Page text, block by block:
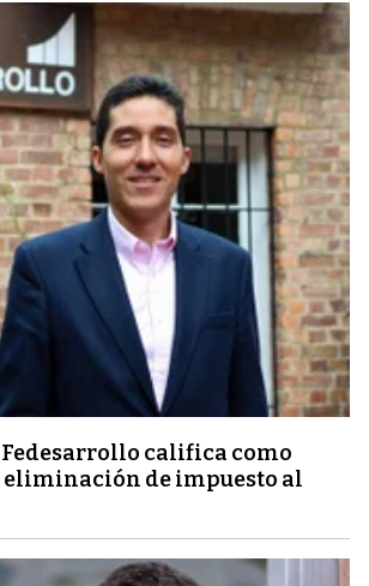
califica como
eliminación de impuesto al